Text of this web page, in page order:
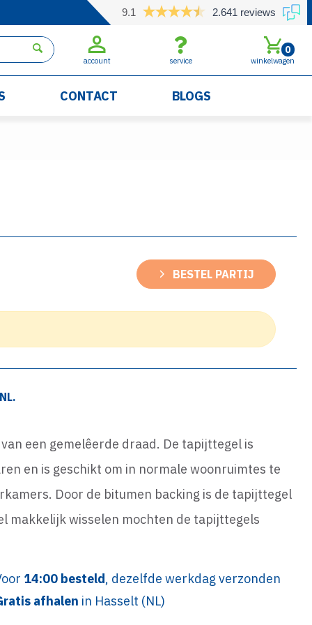
9.1 2.641 reviews
account service winkelwagen
0
CONTACT BLOGS
BESTEL PARTIJ
een gemelêerde draad. De tapijttegel is
en is geschikt om in normale woonruimtes te
Door de bitumen backing is de tapijttegel
makkelijk wisselen mochten de tapijttegels
14:00 besteld, dezelfde werkdag verzonden
afhalen in Hasselt (NL)